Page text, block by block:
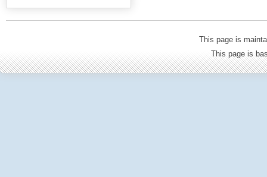
This page is
This page is